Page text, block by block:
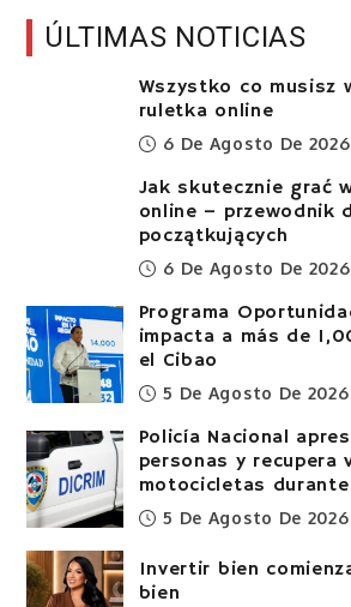
ÚLTIMAS NOTICIAS
Wszystko co musisz
ruletka online
6 De Agosto De 2026
Jak skutecznie grać
online – przewodnik
początkujących
6 De Agosto De 2026
Programa
impacta a más de
el Cibao
5 De Agosto De 2026
Policía Nacional
personas y recupera
motocicletas
5 De Agosto De 2026
Invertir bien
bien